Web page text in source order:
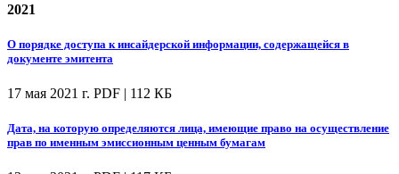
2021
О порядке доступа к инсайдерской информации, содержащейся в
документе эмитента
17 мая 2021 г. PDF | 112 КБ
Дата, на которую определяются лица, имеющие право на осуществление
прав по именным эмиссионным ценным бумагам